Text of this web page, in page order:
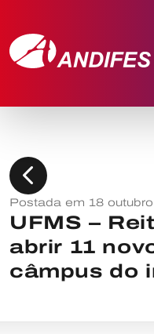
chevron_left
Postada em 18
UFMS –
abrir 11
câmpus do